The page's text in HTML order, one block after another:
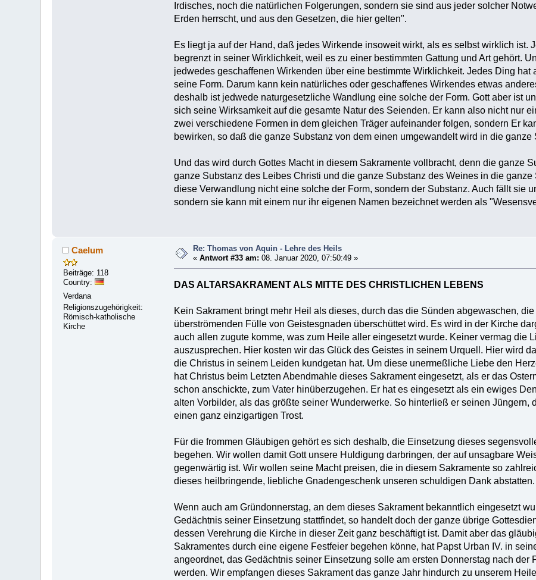
Irdisches, noch die natürlichen Folgerungen, sondern sie sind aus jeder solcher
Erden herrscht, und aus den Gesetzen, die hier gelten".
Es liegt ja auf der Hand, daß jedes Wirkende insoweit wirkt, als es selbst wirklich ist.
begrenzt in seiner Wirklichkeit, weil es zu einer bestimmten Gattung und Art gehört.
jedwedes geschaffenen Wirkenden über eine bestimmte Wirklichkeit. Jedes Ding
seine Form. Darum kann kein natürliches oder geschaffenes Wirkendes etwas
deshalb ist jedwede naturgesetzliche Wandlung eine solche der Form. Gott aber ist
sich seine Wirksamkeit auf die gesamte Natur des Seienden. Er kann also nicht nur
zwei verschiedene Formen in dem gleichen Träger aufeinander folgen, sondern Er
bewirken, so daß die ganze Substanz von dem einen umgewandelt wird in die ganze
Und das wird durch Gottes Macht in diesem Sakramente vollbracht, denn die ganze
ganze Substanz des Leibes Christi und die ganze Substanz des Weines in die
diese Verwandlung nicht eine solche der Form, sondern der Substanz. Auch fällt sie
sondern sie kann mit einem nur ihr eigenen Namen bezeichnet werden als
Caelum
Beiträge: 118
Country:
Verdana
Religionszugehörigkeit:
Römisch-katholische
Kirche
Re: Thomas von Aquin - Lehre des Heils
«Antwort #33 am: 08. Januar 2020, 07:50:49 »
DAS ALTARSAKRAMENT ALS MITTE DES CHRISTLICHEN LEBENS
Kein Sakrament bringt mehr Heil als dieses, durch das die Sünden abgewaschen,
überströmenden Fülle von Geistesgnaden überschüttet wird. Es wird in der Kirche
auch allen zugute komme, was zum Heile aller eingesetzt wurde. Keiner vermag die
auszusprechen. Hier kosten wir das Glück des Geistes in seinem Urquell. Hier wird
die Christus in seinem Leiden kundgetan hat. Um diese unermeßliche Liebe den
hat Christus beim Letzten Abendmahle dieses Sakrament eingesetzt, als er das
schon anschickte, zum Vater hinüberzugehen. Er hat es eingesetzt als ein ewiges
alten Vorbilder, als das größte seiner Wunderwerke. So hinterließ er seinen Jüngern,
einen ganz einzigartigen Trost.
Für die frommen Gläubigen gehört es sich deshalb, die Einsetzung dieses
begehen. Wir wollen damit Gott unsere Huldigung darbringen, der auf unsagbare
gegenwärtig ist. Wir wollen seine Macht preisen, die in diesem Sakramente so
dieses heilbringende, liebliche Gnadengeschenk unseren schuldigen Dank abstatten.
Wenn auch am Gründonnerstag, an dem dieses Sakrament bekanntlich eingesetzt
Gedächtnis seiner Einsetzung stattfindet, so handelt doch der ganze übrige
dessen Verehrung die Kirche in dieser Zeit ganz beschäftigt ist. Damit aber das
Sakramentes durch eine eigene Festfeier begehen könne, hat Papst Urban IV. in
angeordnet, das Gedächtnis seiner Einsetzung solle am ersten Donnerstag nach der
werden. Wir empfangen dieses Sakrament das ganze Jahr hindurch zu unserem